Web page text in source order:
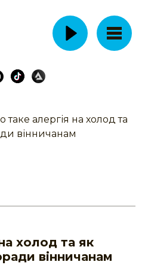
таке алергія на холод та
вінничанам
холод та як
вінничанам